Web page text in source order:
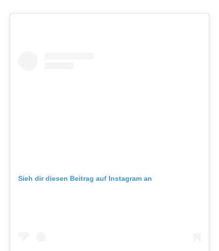
Sieh dir diesen Beitrag auf Instagram an